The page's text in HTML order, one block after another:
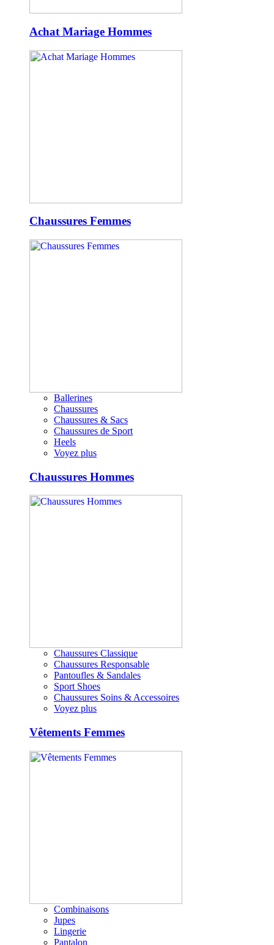
Achat Mariage Hommes
Chaussures Femmes
Ballerines
Chaussures
Chaussures & Sacs
Chaussures de Sport
Heels
Voyez plus
Chaussures Hommes
Chaussures Classique
Chaussures Responsable
Pantoufles & Sandales
Sport Shoes
Chaussures Soins & Accessoires
Voyez plus
Vêtements Femmes
Combinaisons
Jupes
Lingerie
Pantalon